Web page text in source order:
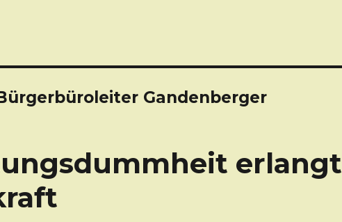
Gandenberger
erlangt